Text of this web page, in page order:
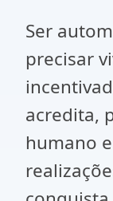
Ser
precisar
acredita,
humano